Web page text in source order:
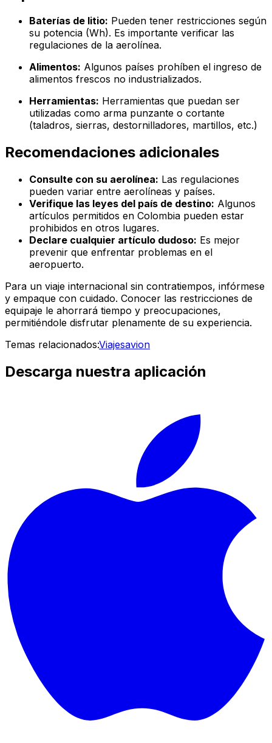
Baterías de litio: Pueden tener restricciones según
su potencia (Wh). Es importante verificar las
regulaciones de la aerolínea.
Alimentos: Algunos países prohíben el ingreso de
alimentos frescos no industrializados.
Herramientas: Herramientas que puedan ser
utilizadas como arma punzante o cortante
(taladros, sierras, destornilladores, martillos, etc.)
Recomendaciones adicionales
Consulte con su aerolínea: Las regulaciones
pueden variar entre aerolíneas y países.
Verifique las leyes del país de destino: Algunos
artículos permitidos en Colombia pueden estar
prohibidos en otros lugares.
Declare cualquier artículo dudoso: Es mejor
prevenir que enfrentar problemas en el
aeropuerto.
Para un viaje internacional sin contratiempos, infórmese
y empaque con cuidado. Conocer las restricciones de
equipaje le ahorrará tiempo y preocupaciones,
permitiéndole disfrutar plenamente de su experiencia.
Temas relacionados:Viajesavion
Descarga nuestra aplicación